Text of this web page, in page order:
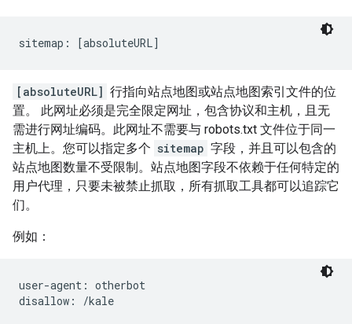
sitemap: [absoluteURL]
[absoluteURL] 行指向站点地图或站点地图索引文件的位
置。 此网址必须是完全限定网址，包含协议和主机，且无
需进行网址编码。此网址不需要与 robots.txt 文件位于同一
主机上。您可以指定多个 sitemap 字段，并且可以包含的
站点地图数量不受限制。站点地图字段不依赖于任何特定的
用户代理，只要未被禁止抓取，所有抓取工具都可以追踪它
们。
例如：
user-agent: otherbot
disallow: /kale